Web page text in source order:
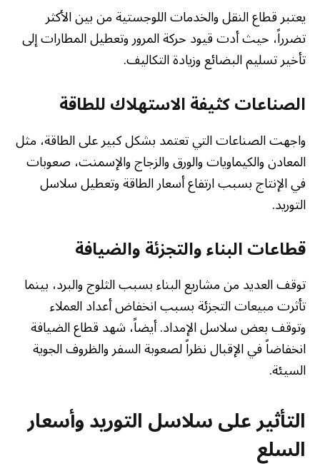
يعتبر قطاع النقل والخدمات اللوجستية من بين الأكثر
تضرراً، حيث أدت قيود حركة المرور وتعطيل المطارات إلى
تأخير تسليم البضائع وزيادة التكاليف.
الصناعات كثيفة الاستهلاك للطاقة
واجهت الصناعات التي تعتمد بشكل كبير على الطاقة، مثل
المعادن والكيماويات والورق والزجاج والإسمنت، صعوبات
في الإنتاج بسبب ارتفاع أسعار الطاقة وتعطيل سلاسل
التوريد.
قطاعات البناء والتجزئة والضيافة
توقف العديد من مشاريع البناء بسبب الثلوج والبرد، بينما
تأثرت مبيعات التجزئة بسبب انخفاض أعداد العملاء
وتوقف بعض سلاسل الإمداد. أيضاً، شهد قطاع الضيافة
انخفاضاً في الإقبال نظراً لصعوبة السفر والظروف الجوية
السيئة.
التأثير على سلاسل التوريد وأسعار
السلع